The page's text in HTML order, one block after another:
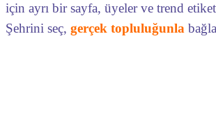
için ayrı bir sayfa, üyeler ve trend
Şehrini seç, gerçek topluluğunla